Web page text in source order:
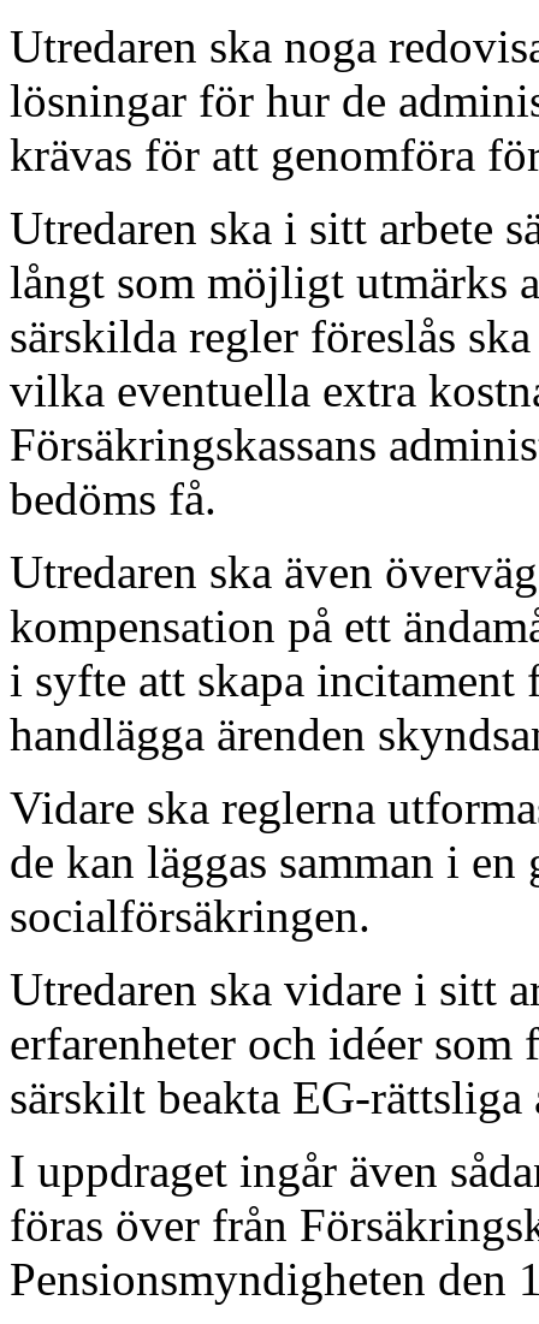
Utredaren ska noga
lösningar för hur de
krävas för att genomföra
Utredaren ska i sitt arbete
långt som möjligt utmärks
särskilda regler föreslås
vilka eventuella extra
Försäkringskassans
bedöms få.
Utredaren ska även
kompensation på ett
i syfte att skapa incitament
handlägga ärenden
Vidare ska reglerna
de kan läggas samman i
socialförsäkringen.
Utredaren ska vidare i sitt
erfarenheter och idéer
särskilt beakta EG-rättsliga
I uppdraget ingår även
föras över från
Pensionsmyndigheten den